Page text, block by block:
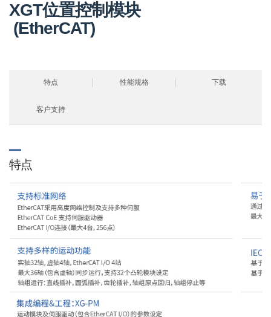
XGT位置控制模块
(EtherCAT)
特点 性能规格 下载
客户支持
特点